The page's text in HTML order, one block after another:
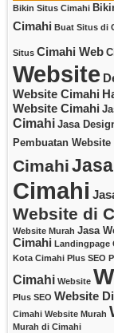
Bikin Situs Cimahi
Cimahi Buat Situs di
Situs Cimahi Web
Website
Website Cimahi
Website Cimahi
Cimahi Jasa
Pembuatan
Cimahi
Cimahi
Website di
Website Murah Jasa
Cimahi Landingpage
Kota Cimahi Plus SEO
Cimahi Website
Plus SEO Website
Cimahi Website Murah
Murah di Cimahi